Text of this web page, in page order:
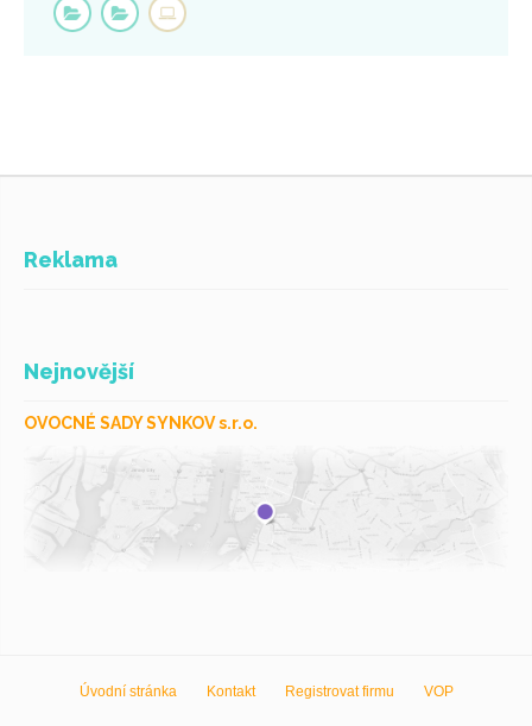
Reklama
Nejnovější
OVOCNÉ SADY SYNKOV s.r.o.
Úvodní stránka Kontakt Registrovat firmu VOP